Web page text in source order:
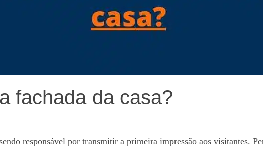
fachada da casa?
responsável por transmitir a primeira impressão aos visitantes.